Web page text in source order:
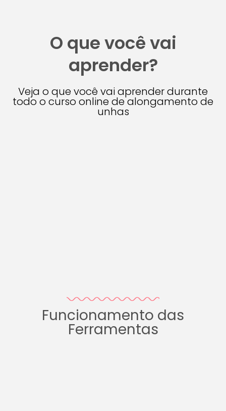
O que você vai
aprender?
Veja o que você vai aprender durante
todo o curso online de alongamento de
unhas
Funcionamento das
Ferramentas